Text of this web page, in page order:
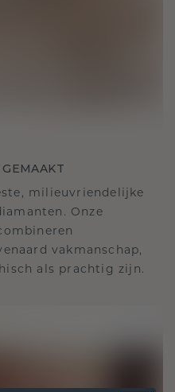
milieuvriendelijke
Onze
vakmanschap,
als prachtig zijn.